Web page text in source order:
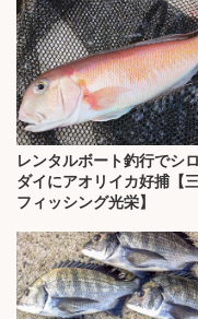
レンタルボート釣行でシ
ダイにアオリイカ好捕【
フィッシング光栄】